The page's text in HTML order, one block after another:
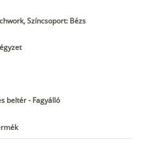
Színcsoport: Bézs
beltér - Fagyálló